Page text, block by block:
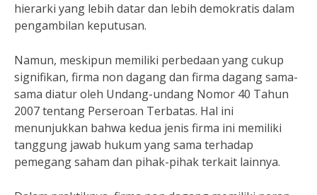
hierarki yang lebih datar dan lebih demokratis dalam
pengambilan keputusan.
Namun, meskipun memiliki perbedaan yang cukup
signifikan, firma non dagang dan firma dagang sama-
sama diatur oleh Undang-undang Nomor 40 Tahun
2007 tentang Perseroan Terbatas. Hal ini
menunjukkan bahwa kedua jenis firma ini memiliki
tanggung jawab hukum yang sama terhadap
pemegang saham dan pihak-pihak terkait lainnya.